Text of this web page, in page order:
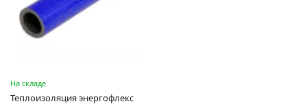
На складе
Теплоизоляция энергофлекс